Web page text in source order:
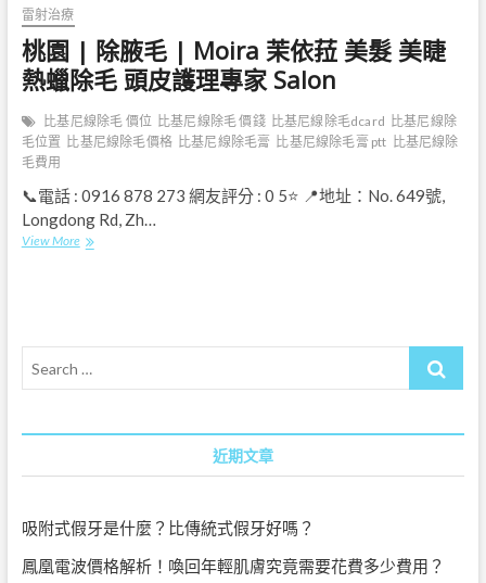
雷射治療
桃園 | 除腋毛 | Moira 茉依菈 美髮 美睫
熱蠟除毛 頭皮護理專家 Salon
比基尼線除毛 價位 比基尼線除毛 價錢 比基尼線除毛dcard 比基尼線除
毛位置 比基尼線除毛價格 比基尼線除毛膏 比基尼線除毛膏 ptt 比基尼線除
毛費用
📞電話 : 0916 878 273 網友評分 : 0 5⭐ 📍地址：No. 649號,
Longdong Rd, Zh…
View More桃
Moira
菈
髮
熱
除
Search
近期文章
吸附式假牙是什麼？比傳統式假牙好嗎？
鳳凰電波價格解析！喚回年輕肌膚究竟需要花費多少費用？